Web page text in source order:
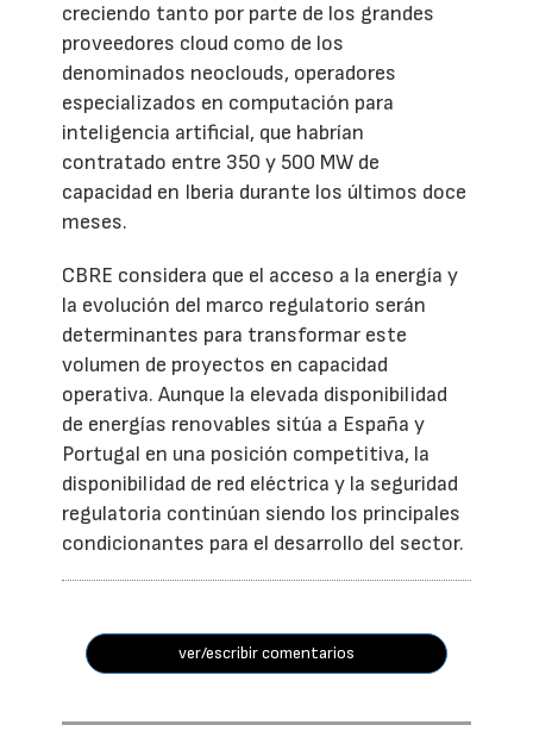
creciendo tanto por parte de los grandes
proveedores cloud como de los
denominados neoclouds, operadores
especializados en computación para
inteligencia artificial, que habrían
contratado entre 350 y 500 MW de
capacidad en Iberia durante los últimos doce
meses.
CBRE considera que el acceso a la energía y
la evolución del marco regulatorio serán
determinantes para transformar este
volumen de proyectos en capacidad
operativa. Aunque la elevada disponibilidad
de energías renovables sitúa a España y
Portugal en una posición competitiva, la
disponibilidad de red eléctrica y la seguridad
regulatoria continúan siendo los principales
condicionantes para el desarrollo del sector.
ver/escribir comentarios